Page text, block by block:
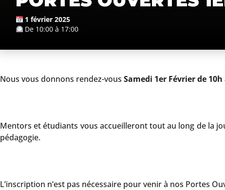
1 février 2025
De 10:00 à 17:00
Nous vous donnons rendez-vous Samedi 1er Février de 10h
Mentors et étudiants vous accueilleront tout au long de la
pédagogie.
L’inscription n’est pas nécessaire pour venir à nos Portes